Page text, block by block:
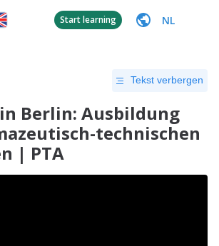
Start learning NL
Tekst verbergen
Berlin: Ausbildung
technischen
| PTA